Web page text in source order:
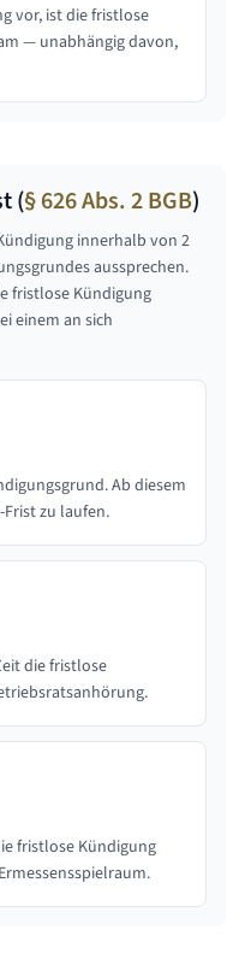
vor, ist die fristlose
— unabhängig davon,
(§ 626 Abs. 2 BGB)
innerhalb von 2
aussprechen.
fristlose Kündigung
einem an sich
Ab diesem
zu laufen.
die fristlose
fristlose Kündigung